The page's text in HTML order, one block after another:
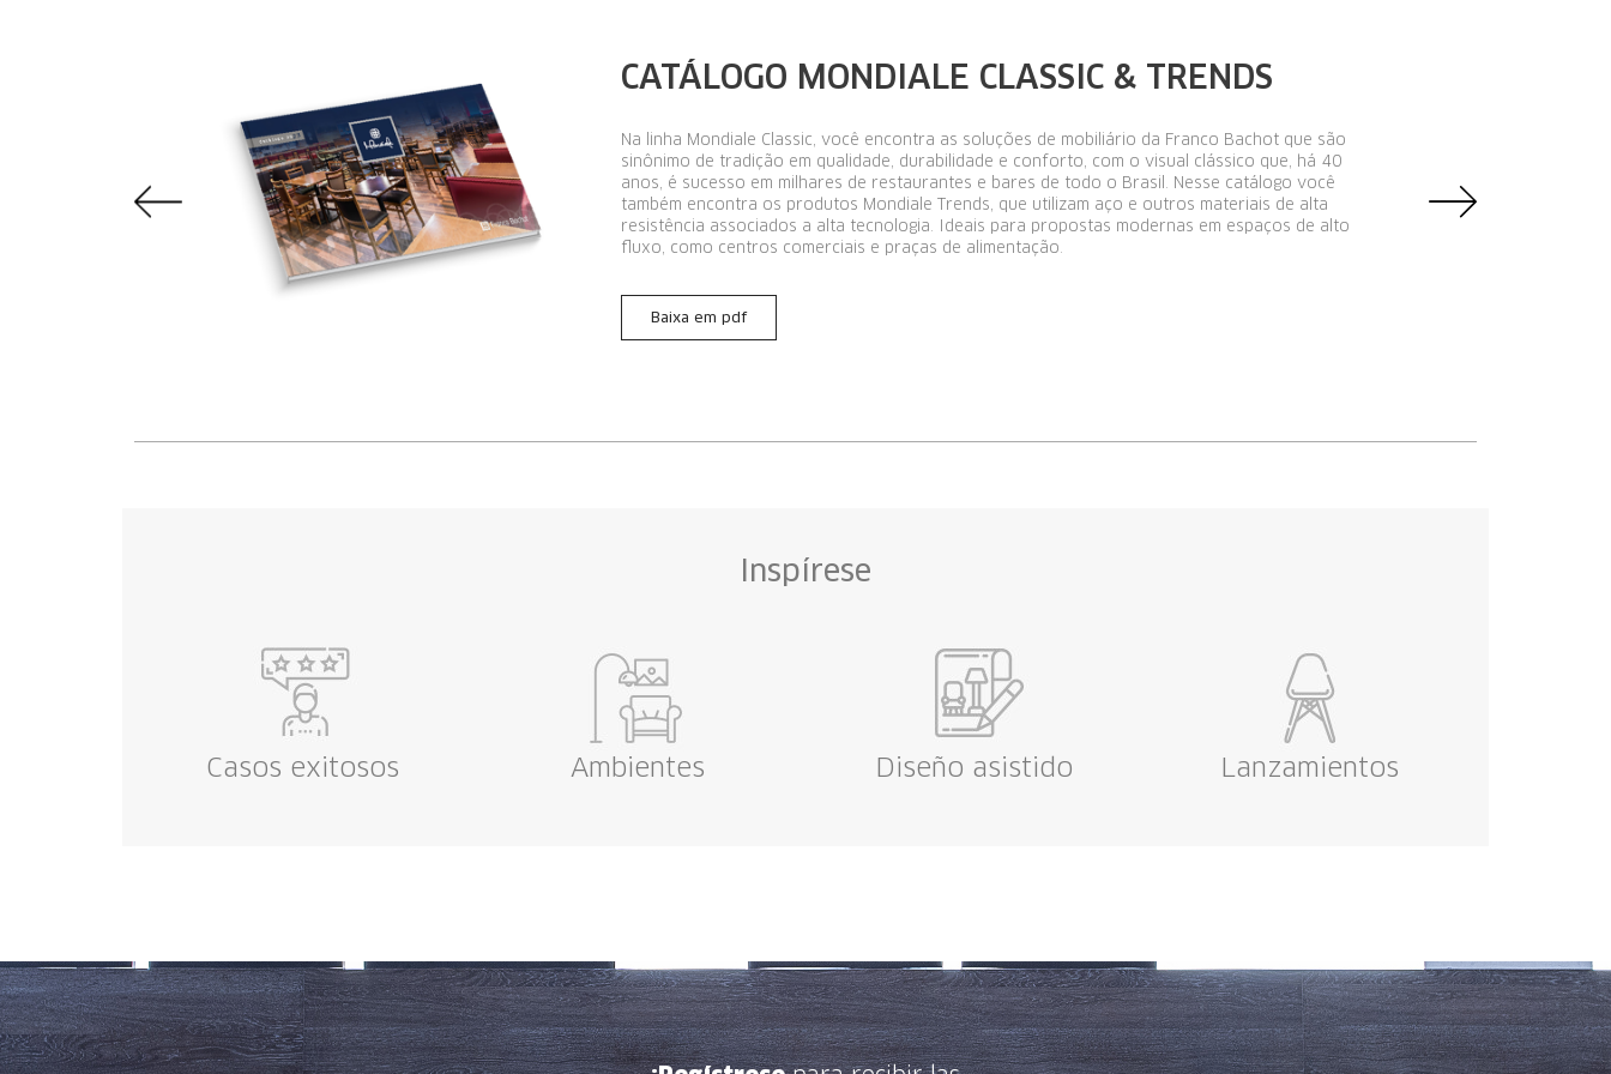
CATÁLOGO L'AVENIR
Descubra la opción ideal para componer el estilo que desea para su negocio. Lleve a su entorno
la calidad excepcional que ha hecho de nuestra marca un referente de calidad y diseño en el
mercado.
Baixa em pdf
Inspírese
Casos exitosos Ambientes Diseño asistido Lanzamientos